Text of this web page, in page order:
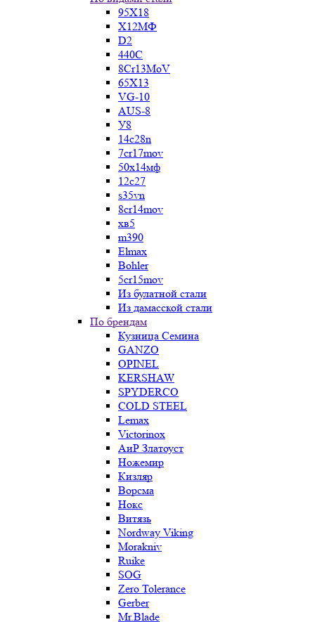
95Х18
Х12МФ
D2
440C
8Cr13MoV
65Х13
VG-10
AUS-8
У8
14c28n
7cr17mov
50х14мф
12c27
s35vn
8cr14mov
хв5
m390
Elmax
Bohler
5cr15mov
Из булатной стали
Из дамасской стали
По брендам
Кузница Семина
GANZO
OPINEL
KERSHAW
SPYDERCO
COLD STEEL
Lemax
Victorinox
АиР Златоуст
Ножемир
Кизляр
Ворсма
Нокс
Витязь
Nordway Viking
Morakniv
Ruike
SOG
Zero Tolerance
Gerber
Mr.Blade